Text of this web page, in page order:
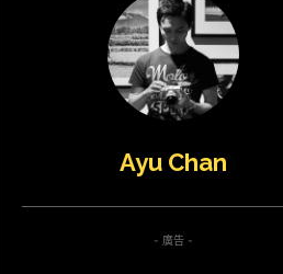
Ayu Chan
- 廣告 -